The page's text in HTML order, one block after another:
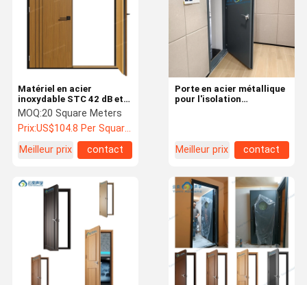
Matériel en acier
inoxydable STC 42 dB et
résistant au feu Approuvé
Porte intérieure
insonorisée Porte
insonorisée 45 dB
MOQ:20 Square Meters
Prix:US$104.8 Per Square Meter
Meilleur prix
contact
Porte en acier métallique
pour l'isolation
Meilleur prix contact